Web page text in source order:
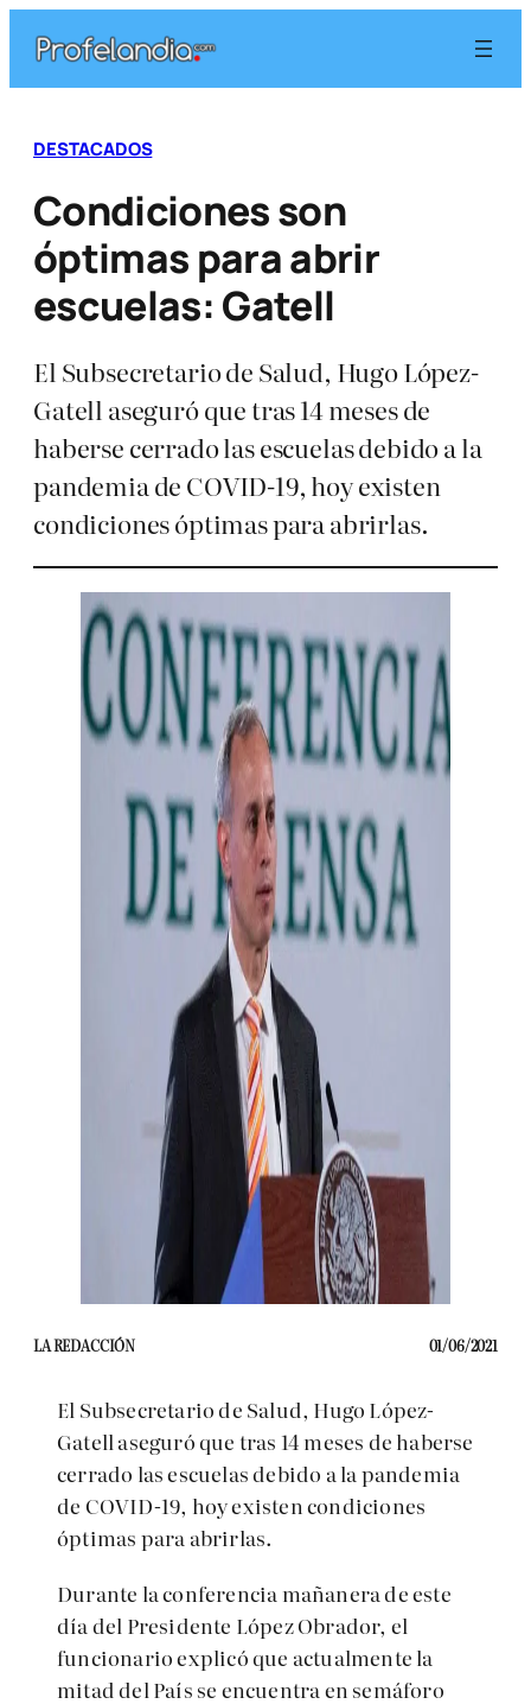
contenido
DESTACADOS
Condiciones son
óptimas para abrir
escuelas: Gatell
El Subsecretario de Salud, Hugo López-
Gatell aseguró que tras 14 meses de
haberse cerrado las escuelas debido a la
pandemia de COVID-19, hoy existen
condiciones óptimas para abrirlas.
LA REDACCIÓN 01/06/2021
El Subsecretario de Salud, Hugo López-
Gatell aseguró que tras 14 meses de haberse
cerrado las escuelas debido a la pandemia
de COVID-19, hoy existen condiciones
óptimas para abrirlas.
Durante la conferencia mañanera de este
día del Presidente López Obrador, el
funcionario explicó que actualmente la
mitad del País se encuentra en semáforo